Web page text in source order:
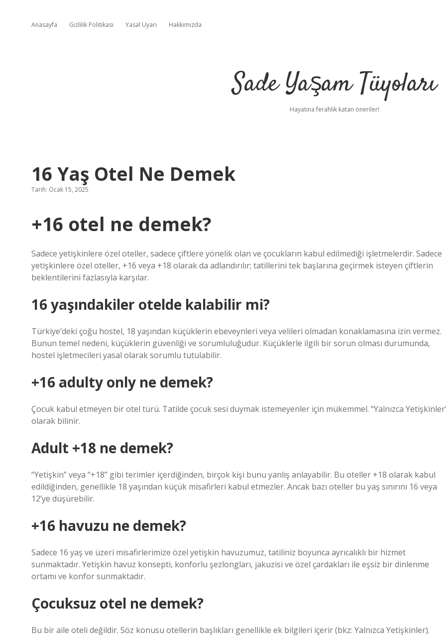
Anasayfa Gizlilik Politikası Yasal Uyarı Hakkımızda
Sade Yaşam Tüyoları
Hayatına ferahlık katan öneriler!
16 Yaş Otel Ne Demek
Tarih: Ocak 15, 2025
+16 otel ne demek?
Sadece yetişkinlere özel oteller, sadece çiftlere yönelik olan ve çocukların kabul edilmediği işletmelerdir. Sadece
yetişkinlere özel oteller, +16 veya +18 olarak da adlandırılır; tatillerini tek başlarına geçirmek isteyen çiftlerin
beklentilerini fazlasıyla karşılar.
16 yaşındakiler otelde kalabilir mi?
Türkiye’deki çoğu hostel, 18 yaşından küçüklerin ebeveynleri veya velileri olmadan konaklamasına izin vermez.
Bunun temel nedeni, küçüklerin güvenliği ve sorumluluğudur. Küçüklerle ilgili bir sorun olması durumunda,
hostel işletmecileri yasal olarak sorumlu tutulabilir.
+16 adulty only ne demek?
Çocuk kabul etmeyen bir otel türü. Tatilde çocuk sesi duymak istemeyenler için mükemmel. “Yalnızca
olarak bilinir.
Adult +18 ne demek?
“Yetişkin” veya “+18” gibi terimler içerdiğinden, birçok kişi bunu yanlış anlayabilir. Bu oteller +18 olarak kabul
edildiğinden, genellikle 18 yaşından küçük misafirleri kabul etmezler. Ancak bazı oteller bu yaş sınırını 16 veya
12’ye düşürebilir.
+16 havuzu ne demek?
Sadece 16 yaş ve üzeri misafirlerimize özel yetişkin havuzumuz, tatiliniz boyunca ayrıcalıklı bir hizmet
sunmaktadır. Yetişkin havuz konsepti, konforlu şezlongları, jakuzisi ve özel çardakları ile eşsiz bir dinlenme
ortamı ve konfor sunmaktadır.
Çocuksuz otel ne demek?
Bu bir aile oteli değildir. Söz konusu otellerin başlıkları genellikle ek bilgileri içerir (bkz: Yalnızca Yetişkinler).